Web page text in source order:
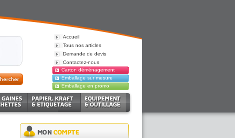
Accueil
Tous nos articles
Demande de devis
Contactez-nous
Carton déménagement
Emballage sur mesure
Emballage en promo